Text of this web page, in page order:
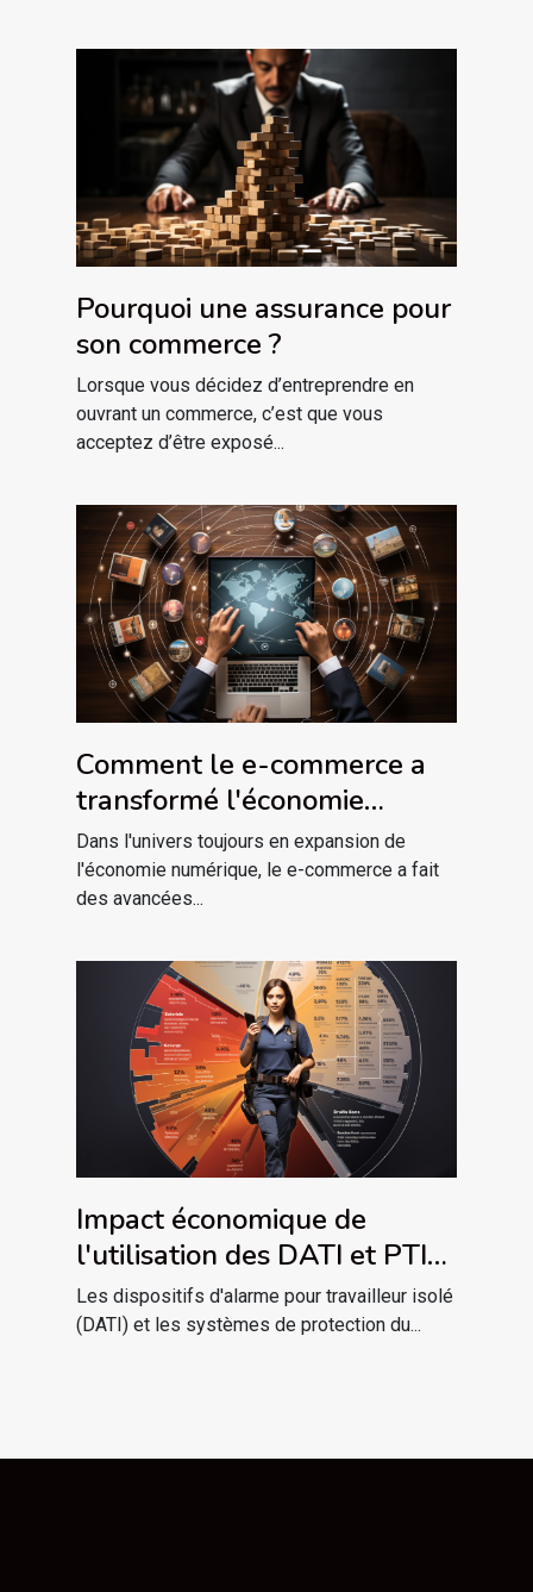
Pourquoi une assurance pour
son commerce ?
Lorsque vous décidez d’entreprendre en
ouvrant un commerce, c’est que vous
acceptez d’être exposé...
Comment le e-commerce a
transformé l'économie
mondiale
Dans l'univers toujours en expansion de
l'économie numérique, le e-commerce a fait
des avancées...
Impact économique de
l'utilisation des DATI et PTI
dans les entreprises
Les dispositifs d'alarme pour travailleur isolé
(DATI) et les systèmes de protection du...